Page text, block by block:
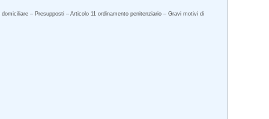
– Presupposti – Articolo 11 ordinamento penitenziario – Gravi motivi di